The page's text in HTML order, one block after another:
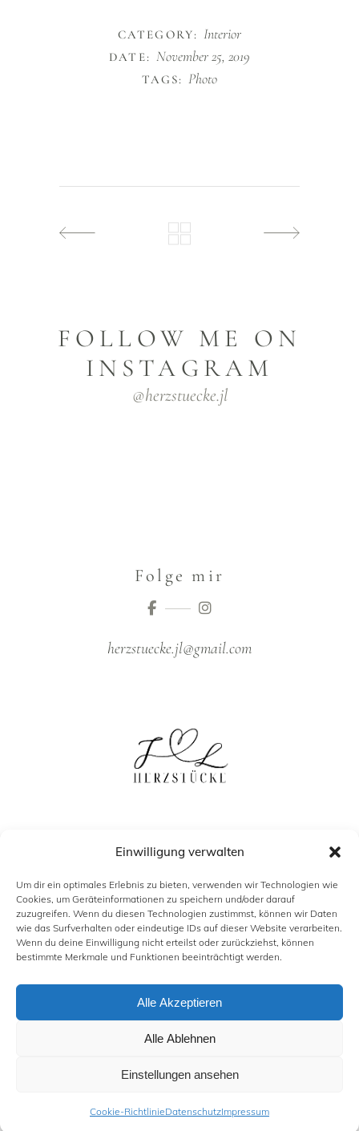
Einwilligung verwalten
Um dir ein optimales Erlebnis zu bieten, verwenden wir Technologien wie
Cookies, um Geräteinformationen zu speichern und/oder darauf
zuzugreifen. Wenn du diesen Technologien zustimmst, können wir Daten
wie das Surfverhalten oder eindeutige IDs auf dieser Website verarbeiten.
Wenn du deine Einwilligung nicht erteilst oder zurückziehst, können
bestimmte Merkmale und Funktionen beeinträchtigt werden.
Alle Akzeptieren
Alle Ablehnen
Einstellungen ansehen
Cookie-RichtlinieDatenschutzImpressum
CATEGORY: Interior
DATE: November 25, 2019
TAGS: Photo
FOLLOW ME ON
INSTAGRAM
@herzstuecke.jl
Folge mir
herzstuecke.jl@gmail.com
KONTAKT
DATENSCHUTZ